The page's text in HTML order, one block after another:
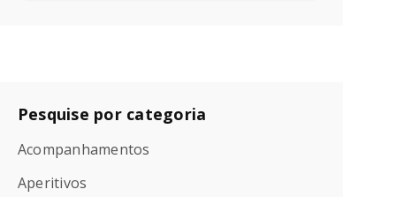
Pesquise por categoria
Acompanhamentos
Aperitivos